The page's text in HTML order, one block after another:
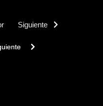
Siguiente
article: Demandas Actuales del